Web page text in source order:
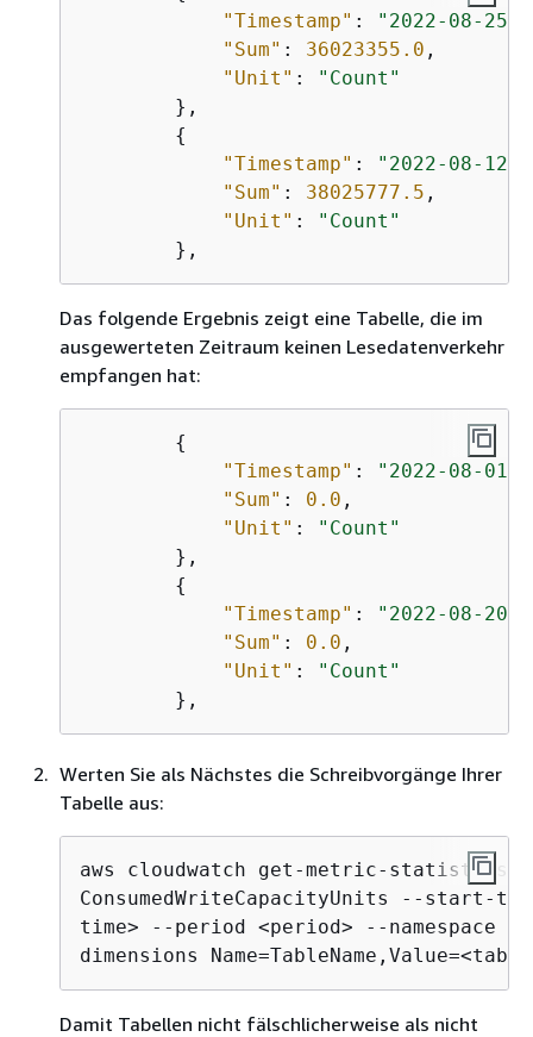
"Timestamp" :
"2022-08-
"Sum" : 36023355.0 ,
"Unit" :
"Count"
        },
{
"Timestamp" :
"2022-08-
"Sum" : 38025777.5 ,
"Unit" :
"Count"
Das folgende Ergebnis zeigt eine Tabelle, die im
ausgewerteten Zeitraum keinen Lesedatenverkehr
empfangen hat:
{
"Timestamp" :
"2022-08-
"Sum" : 0.0 ,
"Unit" :
"Count"
        },
{
"Timestamp" :
"2022-08-
"Sum" : 0.0 ,
"Unit" :
"Count"
Werten Sie als Nächstes die Schreibvorgänge Ihrer
Tabelle aus:
aws cloudwatch get-metric-statistics
ConsumedWriteCapacityUnits --start-
time> --period <period> --namespace
dimensions
Damit Tabellen nicht fälschlicherweise als nicht